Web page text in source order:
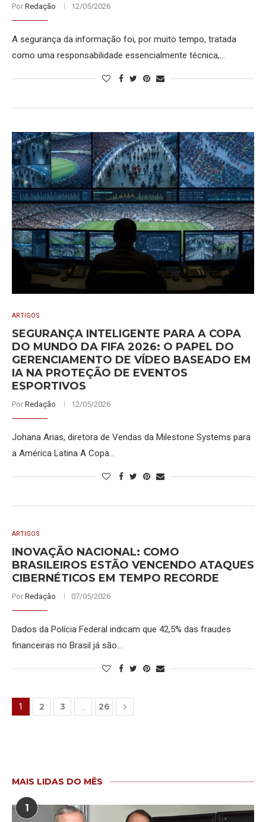
Por Redação 12/05/2026
A segurança da informação foi, por muito tempo, tratada
como uma responsabilidade essencialmente técnica,…
ARTIGOS
SEGURANÇA INTELIGENTE PARA A COPA
DO MUNDO DA FIFA 2026: O PAPEL DO
GERENCIAMENTO DE VÍDEO BASEADO EM
IA NA PROTEÇÃO DE EVENTOS
ESPORTIVOS
Por Redação 12/05/2026
Johana Arias, diretora de Vendas da Milestone Systems para
a América Latina A Copa…
ARTIGOS
INOVAÇÃO NACIONAL: COMO
BRASILEIROS ESTÃO VENCENDO ATAQUES
CIBERNÉTICOS EM TEMPO RECORDE
Por Redação 07/05/2026
Dados da Polícia Federal indicam que 42,5% das fraudes
financeiras no Brasil já são…
1 2 3 26
MAIS LIDAS DO MÊS
1